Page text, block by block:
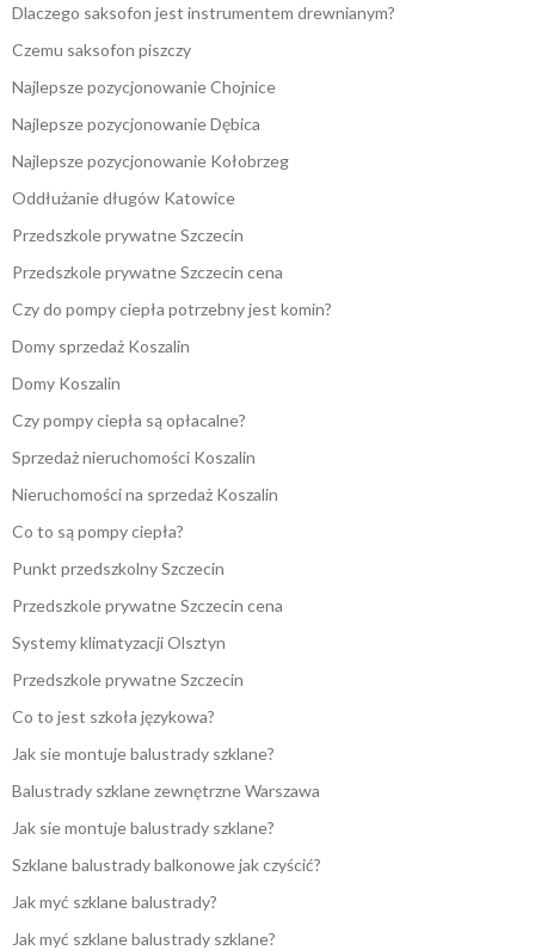
Dlaczego saksofon jest instrumentem drewnianym?
Czemu saksofon piszczy
Najlepsze pozycjonowanie Chojnice
Najlepsze pozycjonowanie Dębica
Najlepsze pozycjonowanie Kołobrzeg
Oddłużanie długów Katowice
Przedszkole prywatne Szczecin
Przedszkole prywatne Szczecin cena
Czy do pompy ciepła potrzebny jest komin?
Domy sprzedaż Koszalin
Domy Koszalin
Czy pompy ciepła są opłacalne?
Sprzedaż nieruchomości Koszalin
Nieruchomości na sprzedaż Koszalin
Co to są pompy ciepła?
Punkt przedszkolny Szczecin
Przedszkole prywatne Szczecin cena
Systemy klimatyzacji Olsztyn
Przedszkole prywatne Szczecin
Co to jest szkoła językowa?
Jak sie montuje balustrady szklane?
Balustrady szklane zewnętrzne Warszawa
Jak sie montuje balustrady szklane?
Szklane balustrady balkonowe jak czyścić?
Jak myć szklane balustrady?
Jak myć szklane balustrady szklane?